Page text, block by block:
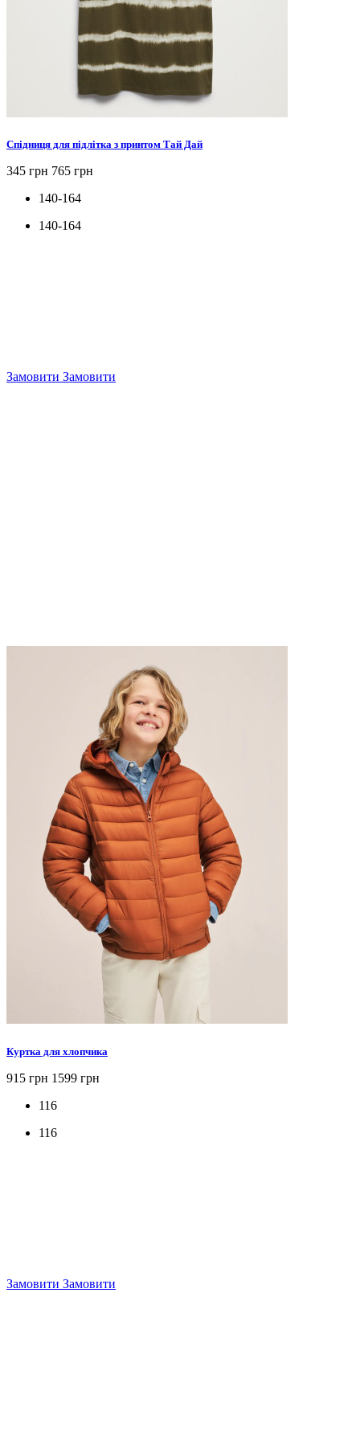
Спідниця для підлітка з принтом Тай Дай
345 грн 765 грн
140-164
140-164
Замовити Замовити
Куртка для хлопчика
915 грн 1599 грн
116
116
Замовити Замовити